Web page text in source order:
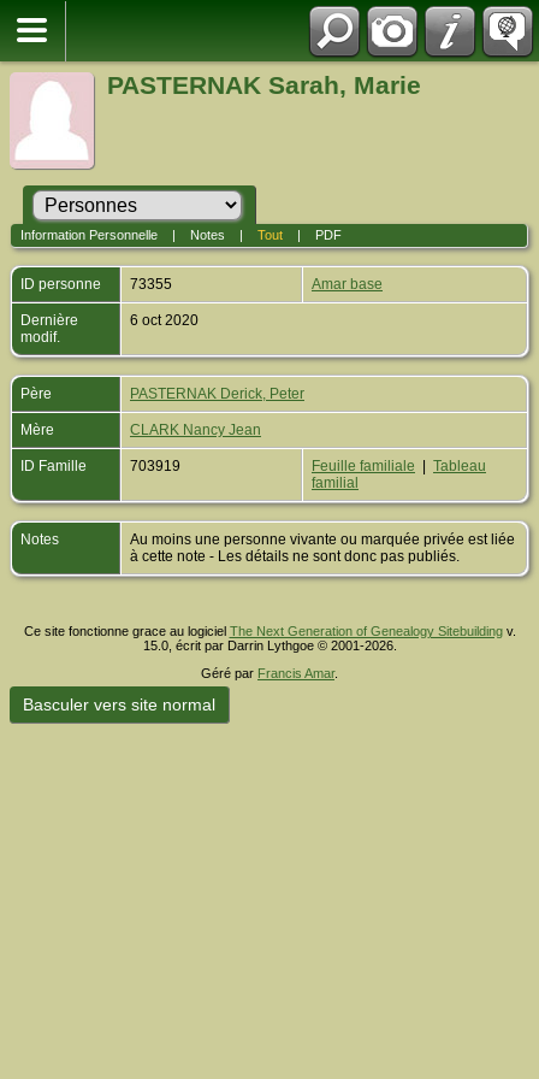
PASTERNAK Sarah, Marie
Information Personnelle| Notes Tout| PDF
ID personne 73355 Amar base
Dernière
modif.
6 oct 2020
Père PASTERNAK Derick, Peter
Mère CLARK Nancy Jean
ID Famille 703919 Feuille familiale
Tableau
familial
Notes
Au moins une personne vivante ou marquée privée est liée
à cette note - Les détails ne sont donc pas publiés.
Ce site fonctionne grace au logiciel The Next Generation of Genealogy Sitebuildingv.
15.0, écrit par Darrin Lythgoe © 2001-2026.
Géré par Francis Amar.
Basculer vers site normal